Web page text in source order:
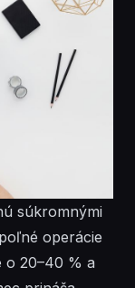
súkromnými
operácie
o 20–40 % a